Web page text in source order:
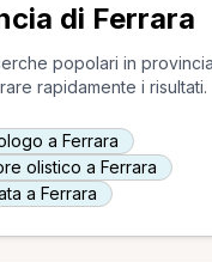
di Ferrara
popolari in
rapidamente i risultati.
a Ferrara
olistico a Ferrara
a Ferrara